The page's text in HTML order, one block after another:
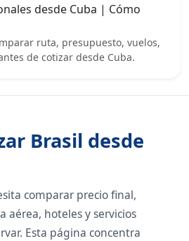
desde Cuba | Cómo
ruta, presupuesto, vuelos,
de cotizar desde Cuba.
Brasil desde
comparar precio final,
aérea, hoteles y servicios
Esta página concentra